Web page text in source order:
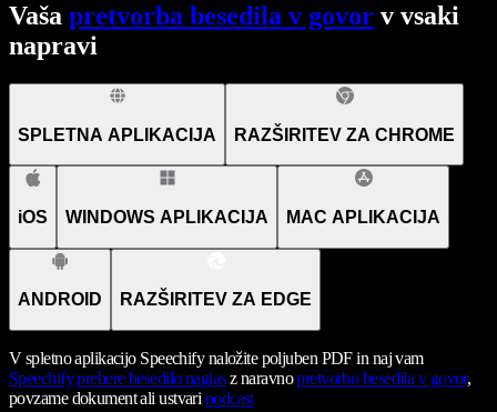
Vaša pretvorba besedila v govor v vsaki
napravi
SPLETNA APLIKACIJA RAZŠIRITEV ZA CHROME
iOS WINDOWS APLIKACIJA MAC APLIKACIJA
ANDROID RAZŠIRITEV ZA EDGE
V spletno aplikacijo Speechify naložite poljuben PDF in naj vam
Speechify prebere besedilo naglasz naravnopretvorbo besedila v govor,
povzame dokument ali ustvari podcast